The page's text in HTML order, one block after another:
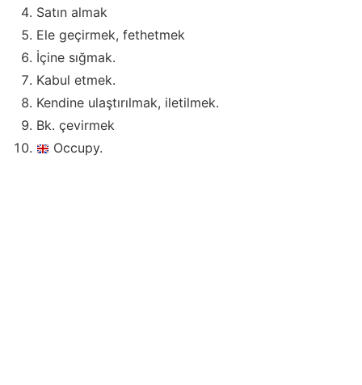
Satın almak
Ele geçirmek, fethetmek
İçine sığmak.
Kabul etmek.
Kendine ulaştırılmak, iletilmek.
Bk. çevirmek
Occupy.